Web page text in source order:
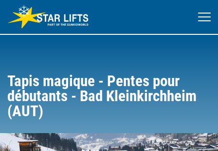
Tapis magique - Pentes pour
débutants - Bad Kleinkirchheim
(AUT)